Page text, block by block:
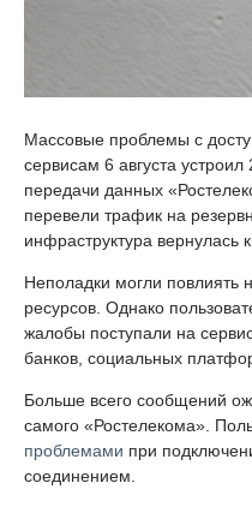
Массовые проблемы с
сервисам 6 августа
передачи данных
перевели трафик на
инфраструктура вернулась
Неполадки могли повлиять
ресурсов. Однако
жалобы поступали на
банков, социальных
Больше всего сообщений
самого «Ростелекома».
проблемами при
соединением.